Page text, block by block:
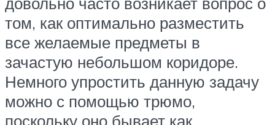
том, как оптимально разместить
все желаемые предметы в
зачастую небольшом коридоре.
Немного упростить данную задачу
можно с помощью трюмо,
поскольку оно бывает как